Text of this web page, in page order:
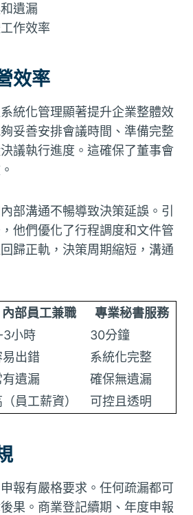
遺漏
作效率
效率
統化管理顯著提升企業整體效
妥善安排會議時間、準備完整
議執行進度。這確保了董事會
部溝通不暢導致決策延誤。引
他們優化了行程調度和文件管
歸正軌，決策周期縮短，溝通
內部員工兼職
專業秘書服務
3小時
30分鐘
易出錯
系統化完整
有遺漏
確保無遺漏
員工薪資） 可控且透明
報有嚴格要求。任何疏漏都可
果。商業登記續期、年度申報